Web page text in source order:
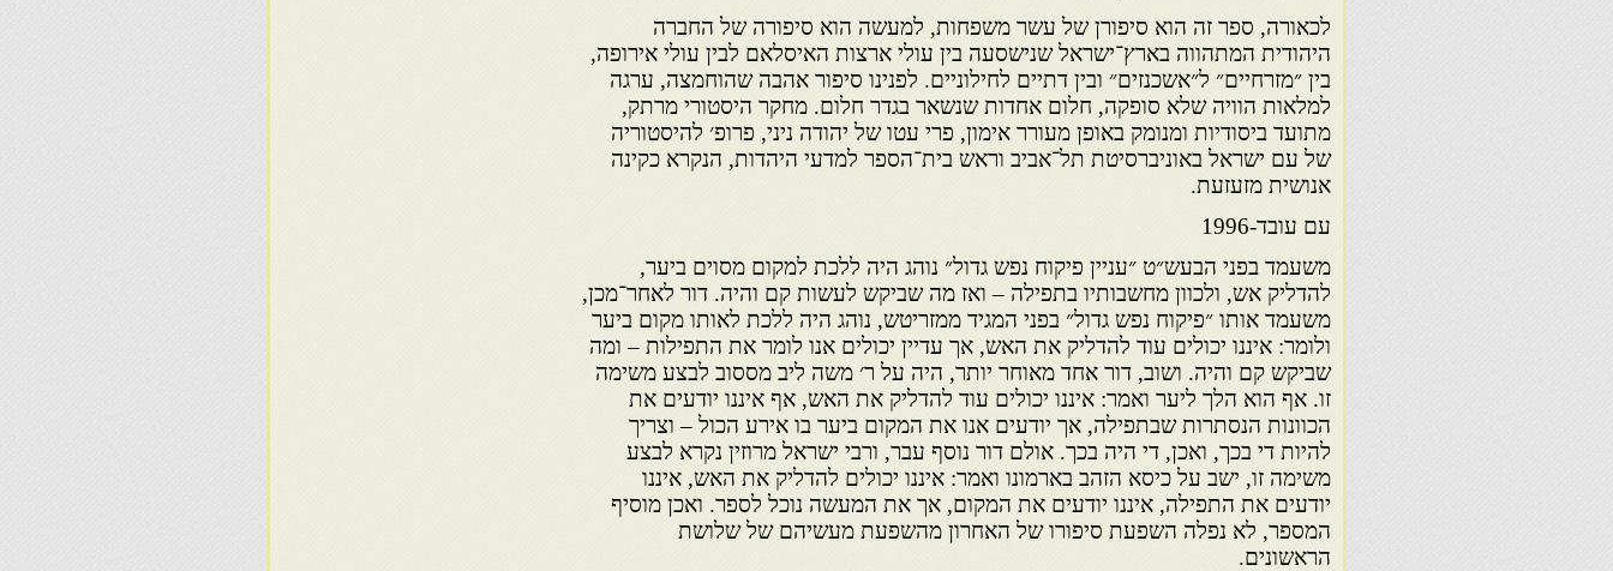
לכאורה, ספר זה הוא סיפורן של עשר משפחות, למעשה הוא סיפורה של החברה
היהודית המתהווה בארץ־ישראל שנישסעה בין עולי ארצות האיסלאם לבין עולי אירופה,
בין ״מזרחיים״ ל״אשכנזים״ ובין דתיים לחילוניים. לפנינו סיפור אהבה שהוחמצה, ערגה
למלאות הוויה שלא סופקה, חלום אחדות שנשאר בגדר חלום. מחקר היסטורי מרתק,
מתועד ביסודיות ומנומק באופן מעורר אימון, פרי עטו של יהודה ניני, פרופ׳ להיסטוריה
של עם ישראל באוניברסיטת תל־אביב וראש בית־הספר למדעי היהדות, הנקרא כקינה
אנושית מזעזעת.
עם עובד-1996
משעמד בפני הבעש״ט ״עניין פיקוח נפש גדול״ נוהג היה ללכת למקום מסוים ביער,
להדליק אש, ולכוון מחשבותיו בתפילה – ואז מה שביקש לעשות קם והיה. דור לאחר־מכן,
משעמד אותו ״פיקוח נפש גדול״ בפני המגיד ממזריטש, נוהג היה ללכת לאותו מקום ביער
ולומר: איננו יכולים עוד להדליק את האש, אך עדיין יכולים אנו לומר את התפילות – ומה
שביקש קם והיה. ושוב, דור אחד מאוחר יותר, היה על ר׳ משה ליב מססוב לבצע משימה
זו. אף הוא הלך ליער ואמר: איננו יכולים עוד להדליק את האש, אף איננו יודעים את
הכוונות הנסתרות שבתפילה, אך יודעים אנו את המקום ביער בו אירע הכול – וצריך
להיות די בכך, ואכן, די היה בכך. אולם דור נוסף עבר, ורבי ישראל מרוזין נקרא לבצע
משימה זו, ישב על כיסא הזהב בארמונו ואמר: איננו יכולים להדליק את האש, איננו
יודעים את התפילה, איננו יודעים את המקום, אך את המעשה נוכל לספר. ואכן מוסיף
המספר, לא נפלה השפעת סיפורו של האחרון מהשפעת מעשיהם של שלושת
הראשונים.